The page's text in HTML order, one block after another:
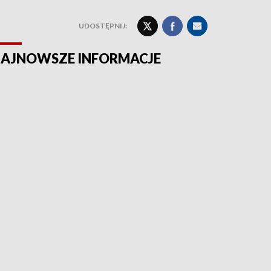
UDOSTĘPNIJ:
INFORMACJE